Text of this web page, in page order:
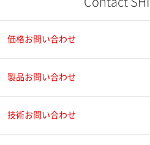
価格お問い合わせ
製品お問い合わせ
技術お問い合わせ